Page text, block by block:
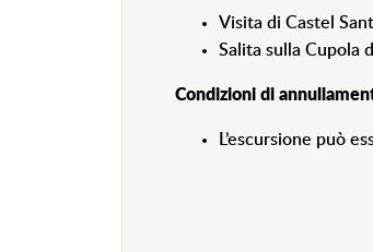
Visita di Castel
Salita sulla Cupola
Condizioni di
L’escursione può